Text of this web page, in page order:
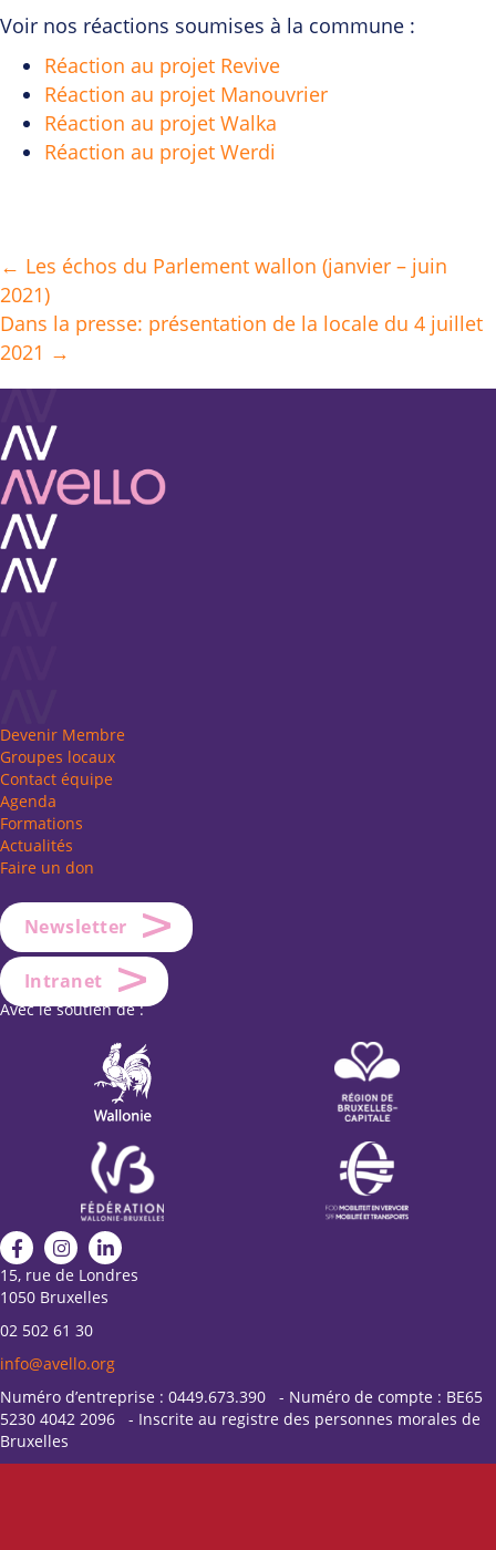
Voir nos réactions soumises à la commune :
Réaction au projet Revive
Réaction au projet Manouvrier
Réaction au projet Walka
Réaction au projet Werdi
Posts
navigation
← Les échos du Parlement wallon (janvier – juin
2021)
Dans la presse: présentation de la locale du 4 juillet
2021 →
Devenir Membre
Groupes locaux
Contact équipe
Agenda
Formations
Actualités
Faire un don
Newsletter
Intranet
Avec le soutien de :
15, rue de Londres
1050 Bruxelles
02 502 61 30
info@avello.org
Numéro d’entreprise : 0449.673.390 - Numéro de compte : BE65
5230 4042 2096 - Inscrite au registre des personnes morales de
Bruxelles